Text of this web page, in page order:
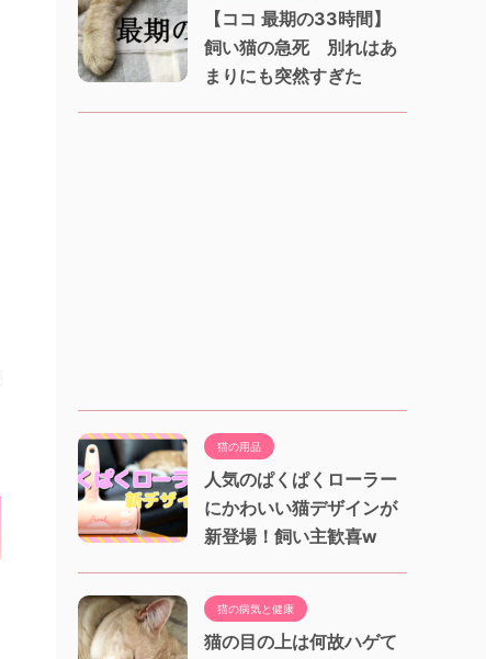
【ココ 最期の33時間】
飼い猫の急死 別れはあ
まりにも突然すぎた
猫の用品
人気のぱくぱくローラー
にかわいい猫デザインが
新登場！飼い主歓喜w
猫の病気と健康
猫の目の上は何故ハゲて